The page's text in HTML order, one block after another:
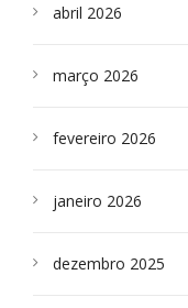
abril 2026
março 2026
fevereiro 2026
janeiro 2026
dezembro 2025